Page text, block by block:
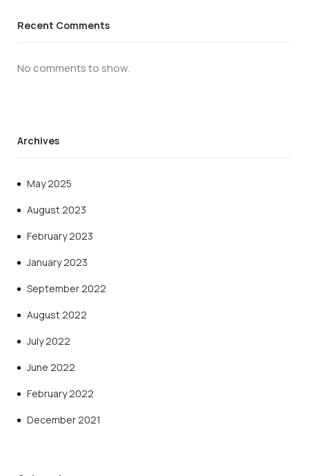
Recent Comments
No comments to show.
Archives
May 2025
August 2023
February 2023
January 2023
September 2022
August 2022
July 2022
June 2022
February 2022
December 2021